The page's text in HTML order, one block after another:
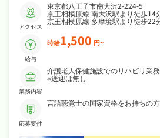
アクセス
東京都八王子市南大沢2-224-5
京王相模原線 南大沢駅より徒歩14
京王相模原線 多摩境駅より徒歩22
給与
時給1,500 円~
業務内容
介護老人保健施設でのリハビリ業
※送迎は無し
応募要件
言語聴覚士の国家資格をお持ちの方